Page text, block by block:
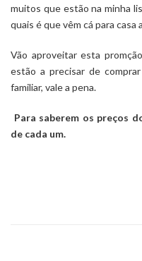
muitos que estão na minha
quais é que vêm cá para casa
Vão aproveitar esta promção
estão a precisar de
familiar, vale a pena.
Para saberem os preços
de cada um.